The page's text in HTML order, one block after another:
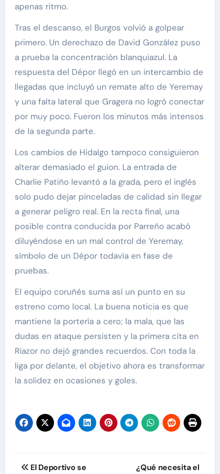
apenas ritmo.
Tras el descanso, el Burgos volvió a golpear
primero. Un derechazo de David González puso
a prueba la concentración blanquiazul. La
respuesta del Dépor llegó en un intercambio de
llegadas que incluyó un remate alto de Yeremay
y una falta lateral que Gragera no logró conectar
por muy poco. Fueron los minutos más intensos
de la segunda parte.
Los cambios de Hidalgo tampoco consiguieron
alterar demasiado el guion. La entrada de
Charlie Patiño levantó a la grada, pero el inglés
solo pudo dejar pinceladas de calidad sin llegar
a generar peligro real. En la recta final, una
posible contra conducida por Parreño acabó
diluyéndose en un mal control de Yeremay,
símbolo de un Dépor todavía en fase de
pruebas.
El equipo coruñés suma así un punto en su
estreno como local. La buena noticia es que
mantiene la portería a cero; la mala, que las
dudas en ataque persisten y la primera cita en
Riazor no dejó grandes recuerdos. Con toda la
liga por delante, el objetivo ahora es transformar
la solidez en ocasiones y goles.
Navegación
El Deportivo se ¿Qué necesita el